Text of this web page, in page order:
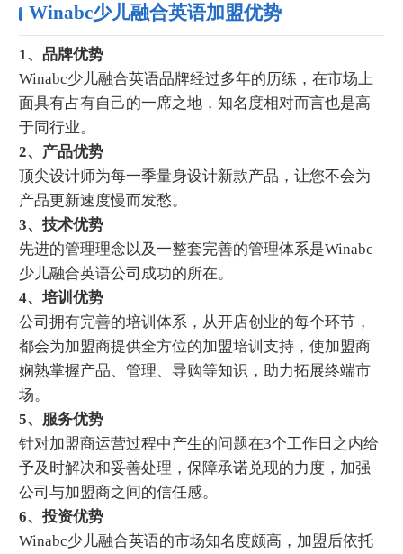
Winabc少儿融合英语加盟优势
1、品牌优势
Winabc少儿融合英语品牌经过多年的历练，在市场上
面具有占有自己的一席之地，知名度相对而言也是高
于同行业。
2、产品优势
顶尖设计师为每一季量身设计新款产品，让您不会为
产品更新速度慢而发愁。
3、技术优势
先进的管理理念以及一整套完善的管理体系是Winabc
少儿融合英语公司成功的所在。
4、培训优势
公司拥有完善的培训体系，从开店创业的每个环节，
都会为加盟商提供全方位的加盟培训支持，使加盟商
娴熟掌握产品、管理、导购等知识，助力拓展终端市
场。
5、服务优势
针对加盟商运营过程中产生的问题在3个工作日之内给
予及时解决和妥善处理，保障承诺兑现的力度，加强
公司与加盟商之间的信任感。
6、投资优势
Winabc少儿融合英语的市场知名度颇高，加盟后依托